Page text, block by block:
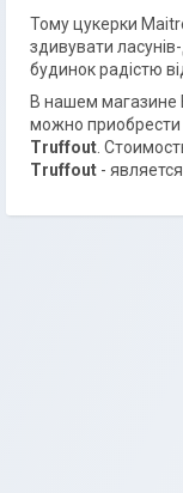
Тому цукерки
здивувати
будинок радістю
В нашем магазине
можно
Truffout .
Truffout -